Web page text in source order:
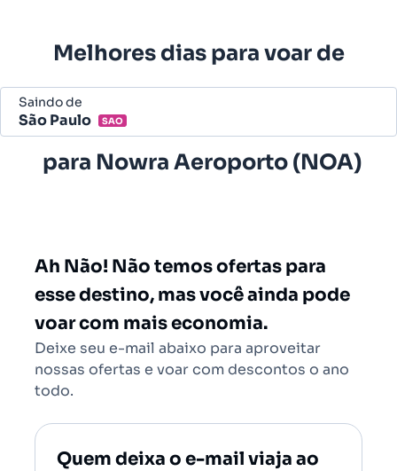
Melhores dias para voar de
Saindo de
São Paulo SAO
Belo Horizonte - Todos (BHZ)
para Nowra Aeroporto (NOA)
Ah Não! Não temos ofertas para
esse destino, mas você ainda pode
voar com mais economia.
Deixe seu e-mail abaixo para aproveitar
nossas ofertas e voar com descontos o ano
todo.
Quem deixa o e-mail viaja ao